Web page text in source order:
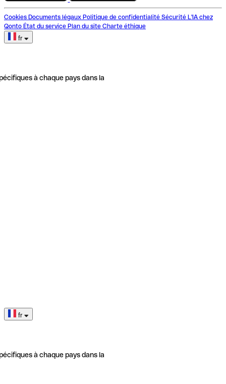
Cookies Documents légaux Politique de confidentialité Sécurité L'IA chez
Qonto État du service Plan du site Charte éthique
fr
à chaque pays dans la
fr
à chaque pays dans la